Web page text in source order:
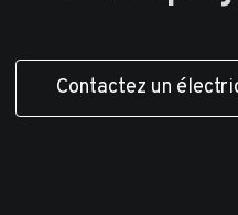
Contactez un